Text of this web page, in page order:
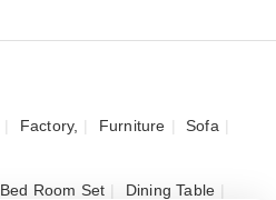
Factory, Furniture
Sofa
Bed Room Set Dining Table